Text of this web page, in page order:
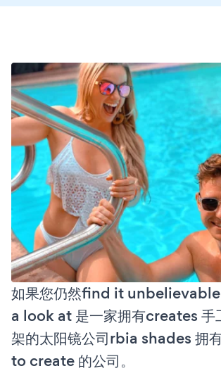
如果您仍然find it
a look at 是一家拥有creates 手
架的太阳镜公司rbia shades 拥
to create 的公司。